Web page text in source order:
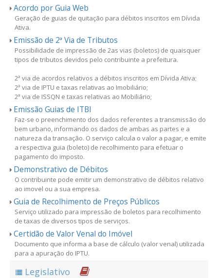
Acordo por Guia Web
Geração de guias de quitação para débitos inscritos em Dívida
Ativa.
Emissão de 2ª Via de Tributos
Possibilidade de impressão de 2as vias (boletos) de quaisquer
tipos de tributos devidos pelo contribuinte a prefeitura.
2ª via de acordos relativos a débitos inscritos em Dívida Ativa;
2ª via de IPTU e taxas relativas ao Imobiliário;
2ª via de ISSQN e taxas relativas ao Mobiliário;
Emissão Guias de ITBI
Faz-se o preenchimento dos dados referentes a transmissão do
bem urbano, informando os dados de ambas as partes e a
natureza da transação. O serviço calcula o valor a pagar, e emite
a respectiva guia (boleto) de recolhimento para efetuar o
pagamento do imposto.
Demonstrativo de Débitos
O contribuinte pode emitir um demonstrativo de débitos relativo
ao imovel ou a sua empresa.
Guia de Recolhimento de Preços Públicos
Serviço utilizado para impressão de boletos para recolhimento
de taxas de diversos tipos de serviços.
Certidão de Valor Venal do Imóvel
Documento que informa a base de cálculo (valor venal) utilizada
para a apuração do IPTU.
Legislativo